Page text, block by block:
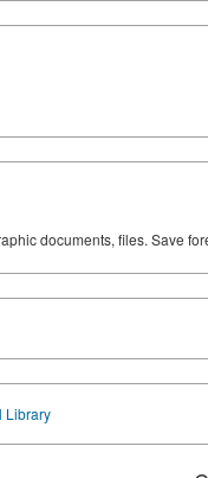
documents, files. Save
Library